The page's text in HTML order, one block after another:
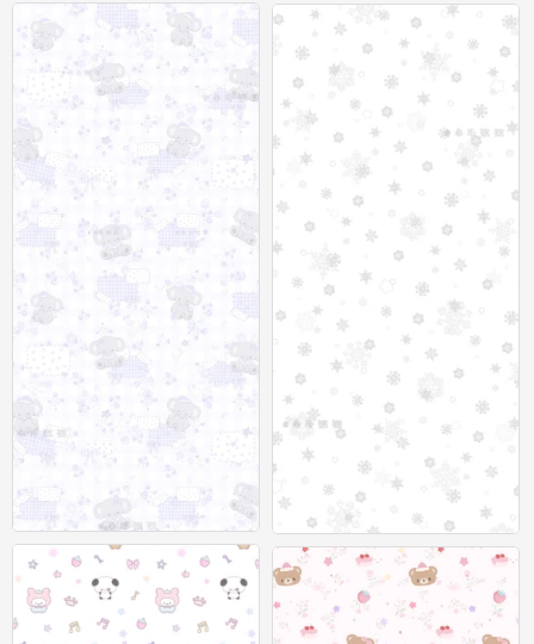
0
聊天背景图
0
聊天背景图
0
聊天背景图